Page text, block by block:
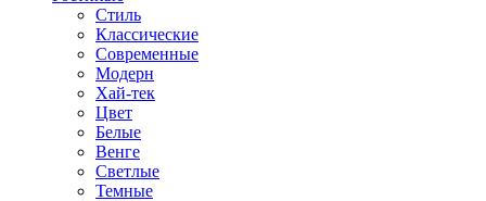
Стиль
Классические
Современные
Модерн
Хай-тек
Цвет
Белые
Венге
Светлые
Темные